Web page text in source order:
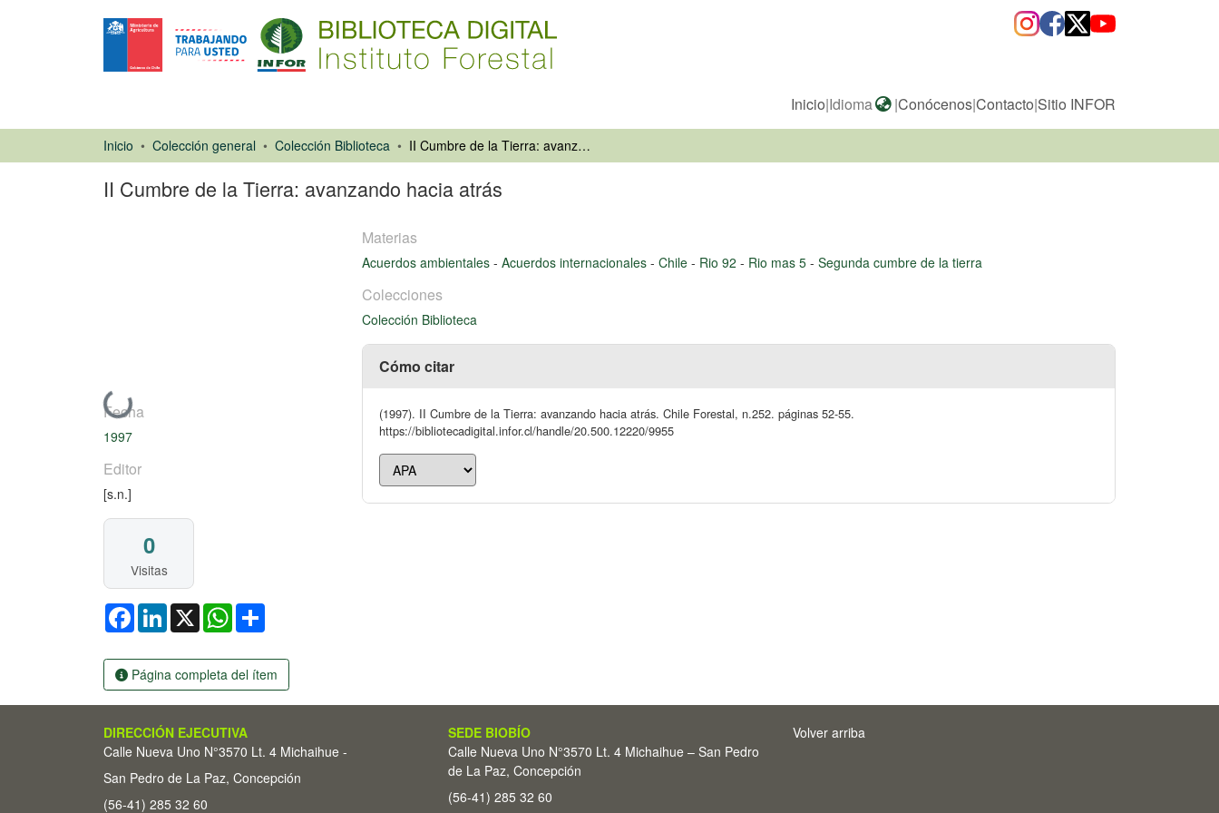
Inicio|Idioma |Conócenos|Contacto|Sitio INFOR
Inicio Colección general Colección Biblioteca II Cumbre de la Tierra: avanzando hacia atrás
II Cumbre de la Tierra: avanzando hacia atrás
Cargando...
Fecha
1997
Editor
[s.n.]
0
Visitas
FacebookLinkedIn
X WhatsApp
Página completa del ítem
Materias
Acuerdos ambientales - Acuerdos internacionales - Chile - Rio 92 - Rio mas 5 - Segunda cumbre de la tierra
Colecciones
Colección Biblioteca
Cómo citar
(1997). II Cumbre de la Tierra: avanzando hacia atrás. Chile Forestal, n.252. páginas 52-55.
https://bibliotecadigital.infor.cl/handle/20.500.12220/9955
DIRECCIÓN EJECUTIVA
Calle Nueva Uno N°3570 Lt. 4 Michaihue -
San Pedro de La Paz, Concepción
(56-41) 285 32 60
SEDE BIOBÍO
Calle Nueva Uno N°3570 Lt. 4 Michaihue – San Pedro
de La Paz, Concepción
(56-41) 285 32 60
Volver arriba